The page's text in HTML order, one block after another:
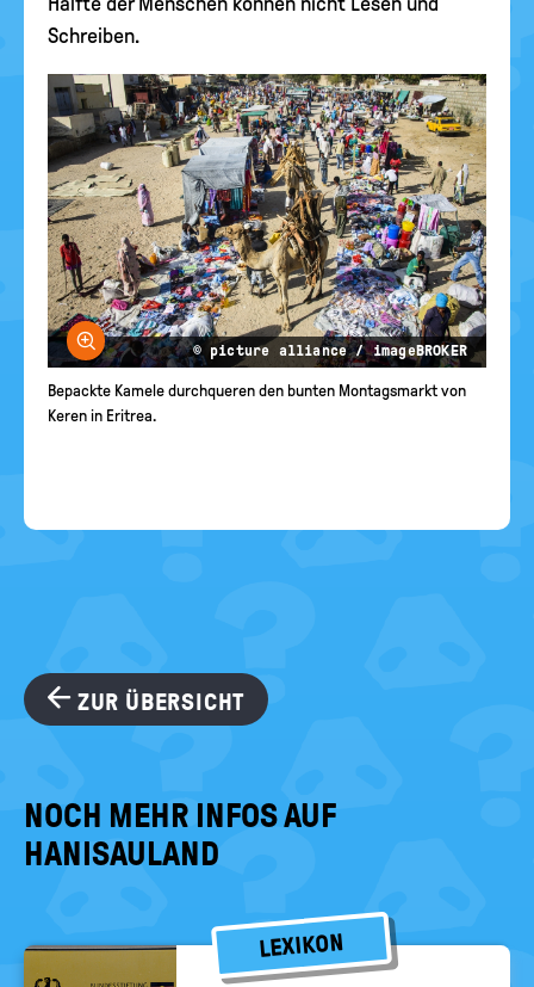
Schreiben.
Bild vergrößern
© picture alliance / imageBROKER
Bepackte Kamele durchqueren den bunten Montagsmarkt von
Keren in Eritrea.
ZUR ÜBERSICHT
NOCH MEHR INFOS AUF
HANISAULAND
LEXIKON